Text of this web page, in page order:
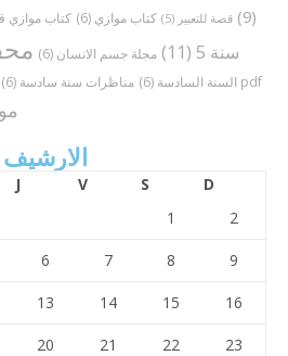
(9)
قصة للتعبير (5) كتاب موازي (6) كتاب موازي
سنة 5
(11) مجلة جسم الانسان (6)
السنة السادسة (6) مناظرات سنة سادسة (6)
مناظرات سنة سادسة مع الإصلاح pdf
الارشيف
J V S
D
1
2
6 7 8 9
13 14 15 16
20 21 22 23